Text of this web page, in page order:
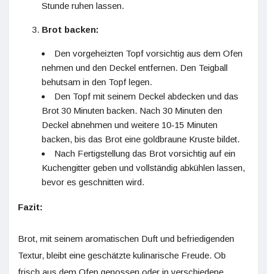
Stunde ruhen lassen.
Brot backen:
Den vorgeheizten Topf vorsichtig aus dem Ofen
nehmen und den Deckel entfernen. Den Teigball
behutsam in den Topf legen.
Den Topf mit seinem Deckel abdecken und das
Brot 30 Minuten backen. Nach 30 Minuten den
Deckel abnehmen und weitere 10-15 Minuten
backen, bis das Brot eine goldbraune Kruste bildet.
Nach Fertigstellung das Brot vorsichtig auf ein
Kuchengitter geben und vollständig abkühlen lassen,
bevor es geschnitten wird.
Fazit:
Brot, mit seinem aromatischen Duft und befriedigenden
Textur, bleibt eine geschätzte kulinarische Freude. Ob
frisch aus dem Ofen genossen oder in verschiedene